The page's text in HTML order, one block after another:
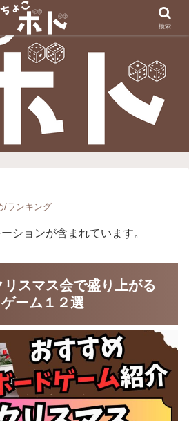
/ランキング
ションが含まれています。
リスマス会で盛り上がる
ーム１２選
検索